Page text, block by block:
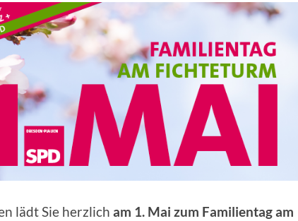
lädt Sie herzlich am 1. Mai zum Familientag am